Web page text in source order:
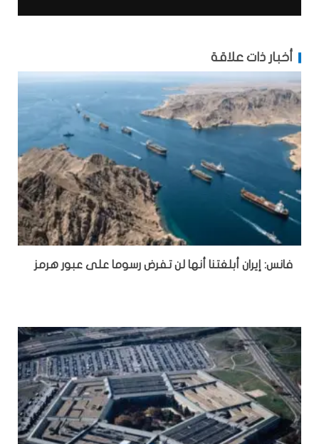
أخبار ذات علاقة
فانس: إيران أبلغتنا أنها لن تفرض رسوما على عبور هرمز